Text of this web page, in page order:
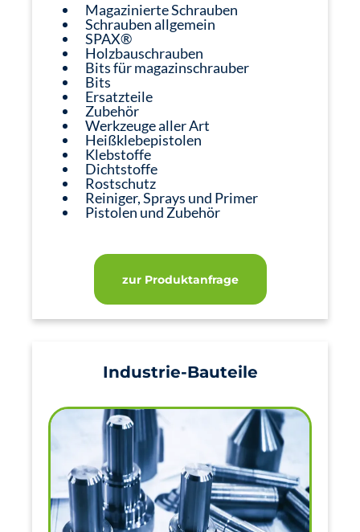
Magazinierte Schrauben
Schrauben allgemein
SPAX®
Holzbauschrauben
Bits für magazinschrauber
Bits
Ersatzteile
Zubehör
Werkzeuge aller Art
Heißklebepistolen
Klebstoffe
Dichtstoffe
Rostschutz
Reiniger, Sprays und Primer
Pistolen und Zubehör
zur Produktanfrage
Industrie-Bauteile